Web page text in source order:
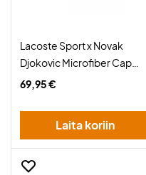
Lacoste Sport x Novak
Djokovic Microfiber Cap
Blue
69,95 €
Laita koriin